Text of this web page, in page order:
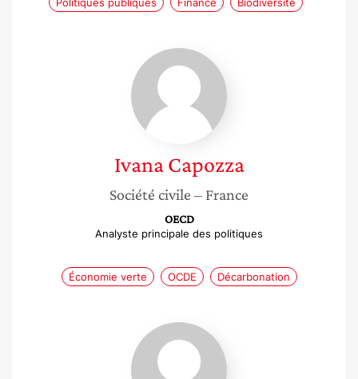
Ivana
Capozza
Ivana Capozza
Société civile – France
OECD
Analyste principale des politiques
Économie verte OCDE Décarbonation
Virginie
Marchal